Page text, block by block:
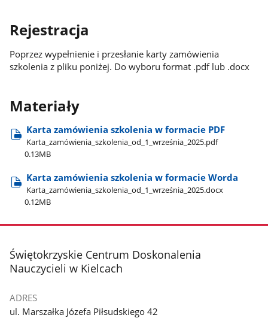
Rejestracja
Poprzez wypełnienie i przesłanie karty zamówienia
szkolenia z pliku poniżej. Do wyboru format .pdf lub .docx
Materiały
Karta zamówienia szkolenia w formacie PDF
Karta​_zamówienia​_szkolenia​_od​_1​_września​_2025.pdf
0.13MB
Karta zamówienia szkolenia w formacie Worda
Karta​_zamówienia​_szkolenia​_od​_1​_września​_2025.docx
0.12MB
stopka
Świętokrzyskie Centrum Doskonalenia
Nauczycieli w Kielcach
ADRES
ul. Marszałka Józefa Piłsudskiego 42